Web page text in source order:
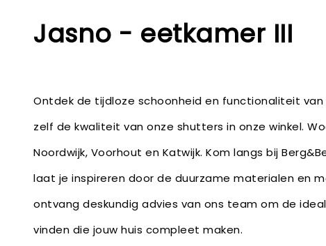
Jasno - eetkamer III
Ontdek de tijdloze schoonheid en functionaliteit van
zelf de kwaliteit van onze shutters in onze winkel.
Noordwijk, Voorhout en Katwijk. Kom langs bij
laat je inspireren door de duurzame materialen en
ontvang deskundig advies van ons team om de
vinden die jouw huis compleet maken.